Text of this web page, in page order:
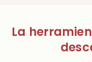
La